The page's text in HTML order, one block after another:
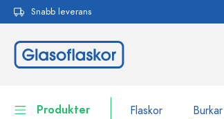
Hoppa till huvudnavigering
Snabb leverans
Produkter Flaskor Burkar